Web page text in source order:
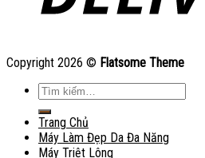
Copyright 2026 © Flatsome Theme
Tìm
kiếm:
Trang Chủ
Máy Làm Đẹp Da Đa Năng
Máy Triệt Lông